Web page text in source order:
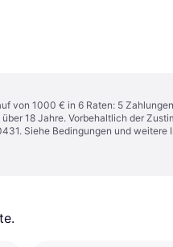
von 1000 € in 6 Raten: 5
18 Jahre. Vorbehaltlich der
Siehe Bedingungen und weitere